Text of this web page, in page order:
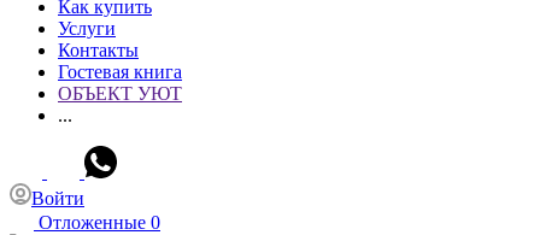
Как купить
Услуги
Контакты
Гостевая книга
ОБЪЕКТ УЮТ
...
Войти
Отложенные 0